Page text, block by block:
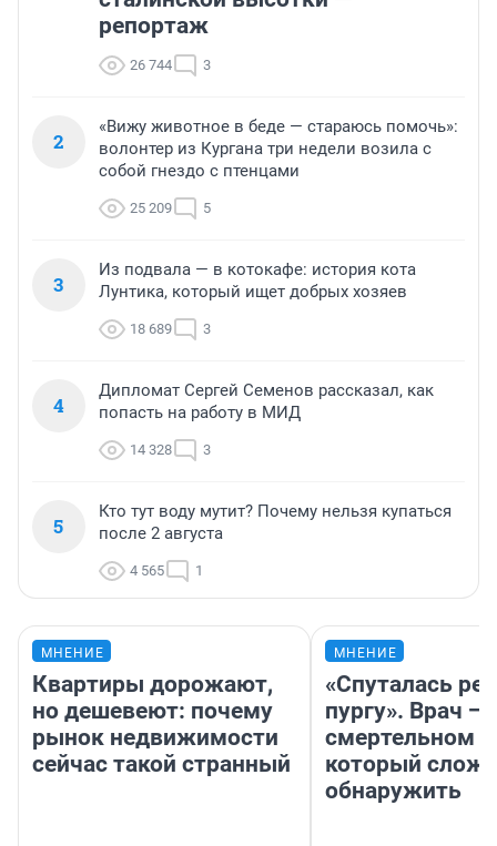
репортаж
26 744 3
2
«Вижу животное в беде — стараюсь помочь»:
волонтер из Кургана три недели возила с
собой гнездо с птенцами
25 209 5
3
Из подвала — в котокафе: история кота
Лунтика, который ищет добрых хозяев
18 689 3
4
Дипломат Сергей Семенов рассказал, как
попасть на работу в МИД
14 328 3
5
Кто тут воду мутит? Почему нельзя купаться
после 2 августа
4 565 1
МНЕНИЕ
Квартиры дорожают,
но дешевеют: почему
рынок недвижимости
сейчас такой странный
МНЕНИЕ
«Спуталась
пургу». Врач —
смертельном
который
обнаружить